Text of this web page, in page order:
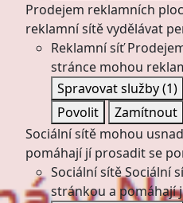
Prodejem reklamních
reklamní sítě vydělávat
Reklamní síť
stránce mohou
Spravovat služby(1)
Povolit
Zamítnout
Sociální sítě mohou
pomáhají jí prosadit se
Sociální sítěSociální
stránkou a pomáhají